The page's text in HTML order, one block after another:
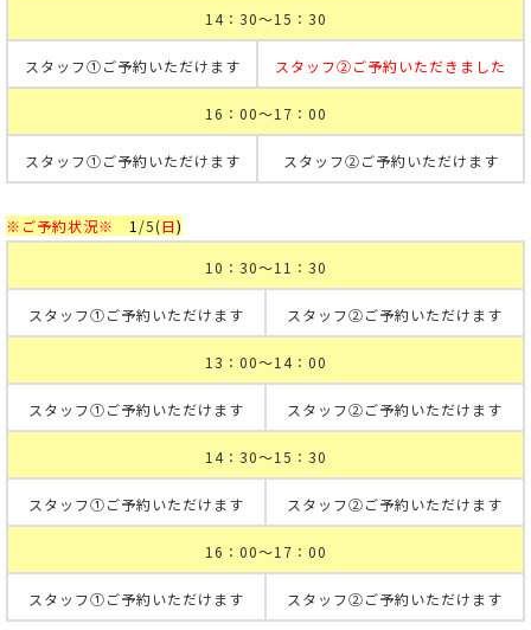
14：30～15：30
スタッフ①ご予約いただけます スタッフ②ご予約いただきました
16：00～17：00
スタッフ①ご予約いただけます スタッフ②ご予約いただけます
※ご予約状況※ 1 /5(日)
10：30～11：30
スタッフ①ご予約いただけます スタッフ②ご予約いただけます
13：00～14：00
スタッフ①ご予約いただけます スタッフ②ご予約いただけます
14：30～15：30
スタッフ①ご予約いただけます スタッフ②ご予約いただけます
16：00～17：00
スタッフ①ご予約いただけます スタッフ②ご予約いただけます